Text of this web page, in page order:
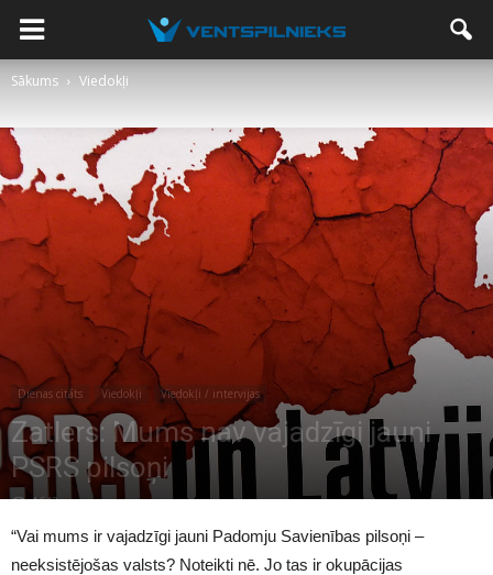
Sākums Viedokļi
Dienas citāts Viedokļi Viedokļi / intervijas
Zatlers: Mums nav vajadzīgi jauni
PSRS pilsoņi
1643
“Vai mums ir vajadzīgi jauni Padomju Savienības pilsoņi –
neeksistējošas valsts? Noteikti nē. Jo tas ir okupācijas